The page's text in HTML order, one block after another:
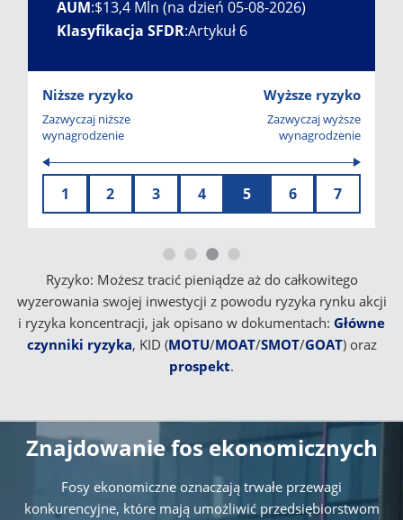
AUM:$13,4 Mln (na dzień 05-08-2026)
Klasyfikacja SFDR:Artykuł 6
Niższe ryzyko Wyższe ryzyko
Zazwyczaj niższe
wynagrodzenie
Zazwyczaj wyższe
wynagrodzenie
1 2 3 4 5 6 7
Ryzyko: Możesz tracić pieniądze aż do całkowitego
wyzerowania swojej inwestycji z powodu ryzyka rynku akcji
i ryzyka koncentracji, jak opisano w dokumentach: Główne
czynniki ryzyka, KID (MOTU/MOAT/SMOT/GOAT) oraz
prospekt.
Znajdowanie fos ekonomicznych
Fosy ekonomiczne oznaczają trwałe przewagi
konkurencyjne, które mają umożliwić przedsiębiorstwom